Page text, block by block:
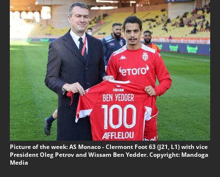
Picture of the week: AS Monaco - Clermont Foot 63 (J21, L1) with vice
President Oleg Petrov and Wissam Ben Yedder. Copyright: Mandoga
Media